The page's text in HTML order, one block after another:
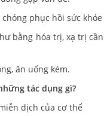
phục hồi sức khỏe
bằng hóa trị, xạ trị
ăn uống kém.
tác dụng gì?
dịch của cơ thể